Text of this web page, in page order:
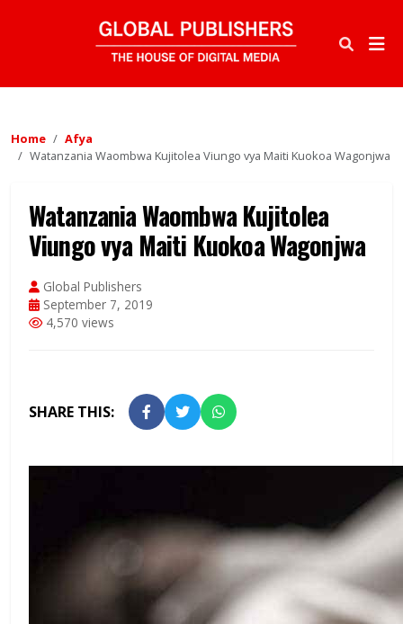
Home
Afya
Watanzania Waombwa Kujitolea Viungo vya Maiti Kuokoa Wagonjwa
Watanzania Waombwa Kujitolea
Viungo vya Maiti Kuokoa Wagonjwa
Global Publishers
September 7, 2019
4,570 views
SHARE THIS: